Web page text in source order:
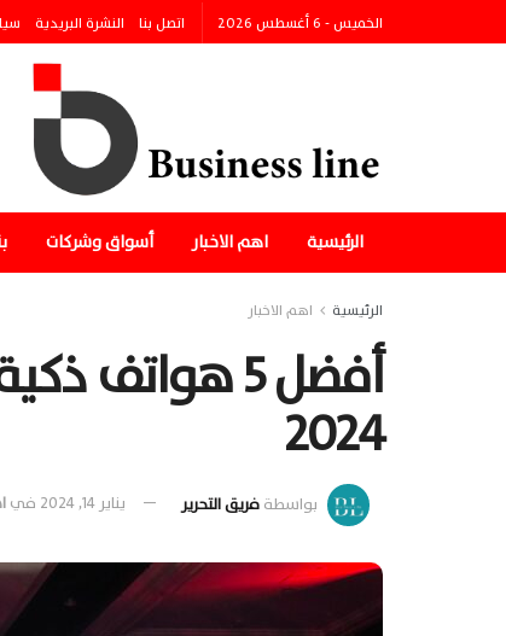
الخميس - 6 أغسطس 2026 اتصل بنا النشرة البريدية
الرئيسية اهم الاخبار أسواق وشركات
الرئيسية اهم الاخبار
2024
بواسطةفريق التحرير يناير 14, 2024 في